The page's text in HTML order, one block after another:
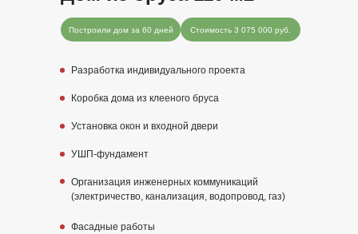
Разработка индивидуального проекта
Построили дом за 60 дней
Коробка дома из клееного бруса
Установка окон и входной двери
УШП-фундамент
Организация инженерных коммуникаций
(электричество, канализация, водопровод, газ)
Фасадные работы
Стоимость 3 075 000 руб.